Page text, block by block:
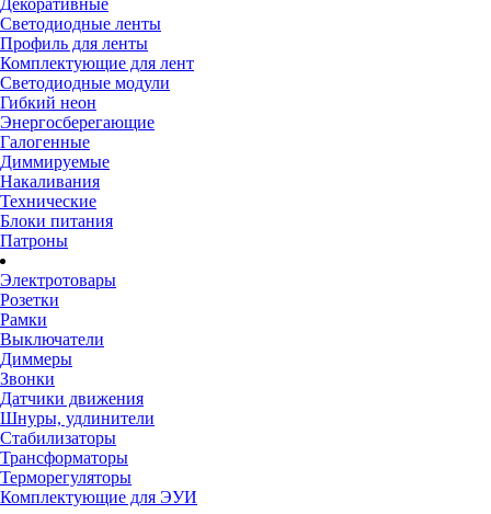
Декоративные
Светодиодные ленты
Профиль для ленты
Комплектующие для лент
Светодиодные модули
Гибкий неон
Энергосберегающие
Галогенные
Диммируемые
Накаливания
Технические
Блоки питания
Патроны
Электротовары
Розетки
Рамки
Выключатели
Диммеры
Звонки
Датчики движения
Шнуры, удлинители
Стабилизаторы
Трансформаторы
Терморегуляторы
Комплектующие для ЭУИ